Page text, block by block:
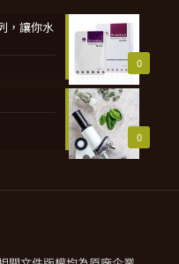
0
，讓你水
0